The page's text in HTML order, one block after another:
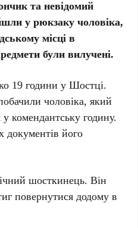
та невідомий
у рюкзаку чоловіка,
місці в
були вилучені.
19 години у Шостці.
чоловіка, який
комендантську годину.
документів його
шосткинець. Він
повернутися додому в